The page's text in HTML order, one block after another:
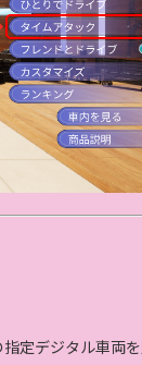
定デジタル車両を